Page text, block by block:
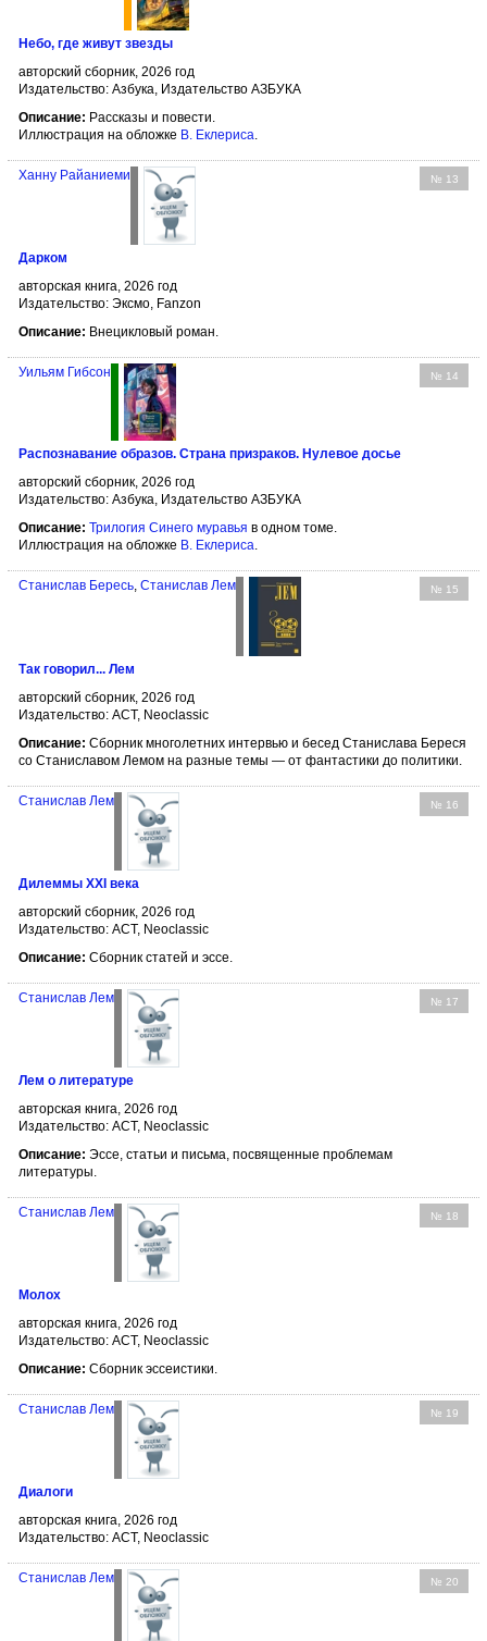
Небо, где живут звезды
авторский сборник, 2026 год
Издательство: Азбука, Издательство АЗБУКА
Описание: Рассказы и повести.
Иллюстрация на обложке В. Еклериса
№ 13
Ханну Райаниеми
Дарком
авторская книга, 2026 год
Издательство: Эксмо, Fanzon
Описание: Внецикловый роман.
№ 14
Уильям Гибсон
Распознавание образов. Страна призраков. Нулевое досье
авторский сборник, 2026 год
Издательство: Азбука, Издательство АЗБУКА
Описание: Трилогия Синего муравья в одном томе.
Иллюстрация на обложке В. Еклериса
№ 15
Станислав Бересь Станислав Лем
Так говорил... Лем
авторский сборник, 2026 год
Издательство: АСТ, Neoclassic
Описание: Сборник многолетних интервью и бесед Станислава Береся
со Станиславом Лемом на разные темы — от фантастики до политики.
№ 16
Станислав Лем
Дилеммы XXI века
авторский сборник, 2026 год
Издательство: АСТ, Neoclassic
Описание: Сборник статей и эссе.
№ 17
Станислав Лем
Лем о литературе
авторская книга, 2026 год
Издательство: АСТ, Neoclassic
Описание: Эссе, статьи и письма, посвященные проблемам
литературы.
№ 18
Станислав Лем
Молох
авторская книга, 2026 год
Издательство: АСТ, Neoclassic
Описание: Сборник эссеистики.
№ 19
Станислав Лем
Диалоги
авторская книга, 2026 год
Издательство: АСТ, Neoclassic
№ 20
Станислав Лем